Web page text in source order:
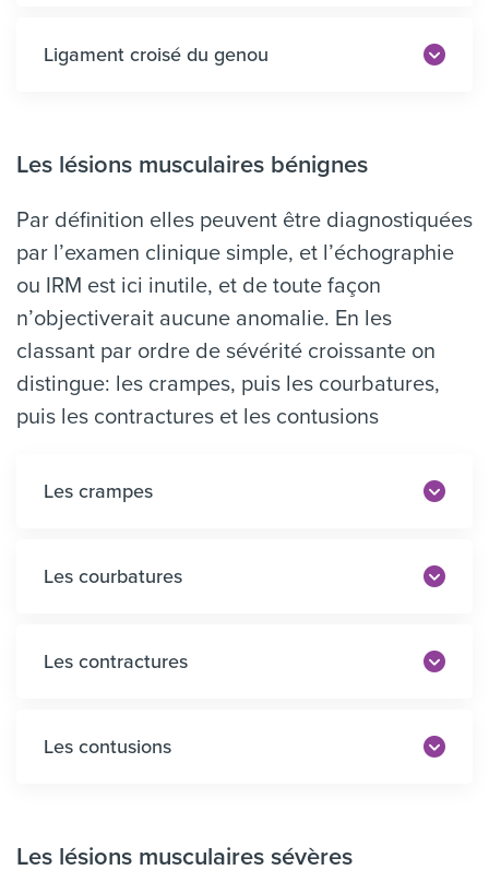
Ligament croisé du genou
Les lésions musculaires bénignes
Par définition elles peuvent être diagnostiquées
par l’examen clinique simple, et l’échographie
ou IRM est ici inutile, et de toute façon
n’objectiverait aucune anomalie. En les
classant par ordre de sévérité croissante on
distingue: les crampes, puis les courbatures,
puis les contractures et les contusions
Les crampes
Les courbatures
Les contractures
Les contusions
Les lésions musculaires sévères